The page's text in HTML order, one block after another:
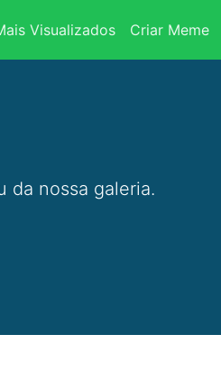
Visualizados Criar Meme
da nossa galeria.